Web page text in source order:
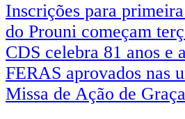
Inscrições para
do Prouni começam
CDS celebra 81 anos e
FERAS aprovados nas
Missa de Ação de